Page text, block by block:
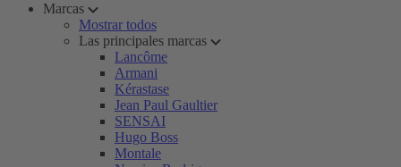
Marcas
Mostrar todos
Las principales marcas
Lancôme
Armani
Kérastase
Jean Paul Gaultier
SENSAI
Hugo Boss
Montale